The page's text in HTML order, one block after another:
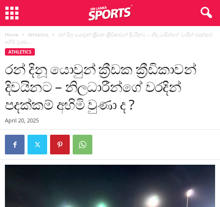
Home Athletics
රන් දිනූ යොවුන් ක්‍රීඩක ක්‍රීඩිකාවන් දිවයිනට – නිලධාරීන්ගේ වරදින් පදක්කම්
අහිමි වුණා...
ATHLETICS
රන් දිනූ යොවුන් ක්‍රීඩක ක්‍රීඩිකාවන්
දිවයිනට – නිලධාරීන්ගේ වරදින්
පදක්කම් අහිමි වුණා ද ?
April 20, 2025